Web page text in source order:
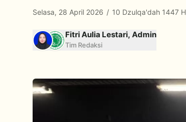
Selasa, 28 April 2026 / 10 Dzulqa'dah 1447 H
Fitri Aulia Lestari, Admin
Tim Redaksi